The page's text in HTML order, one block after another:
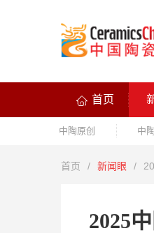
首页
中陶原创 中
首页 / 新闻眼 /
2025